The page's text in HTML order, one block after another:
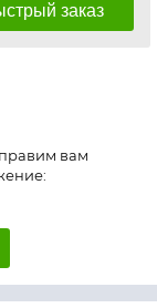
заказ
вам